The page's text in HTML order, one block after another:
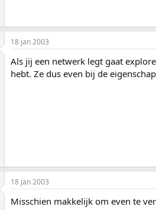
18 jan 2003
Als jij een netwerk legt gaat
hebt. Ze dus even bij de
18 jan 2003
Misschien makkelijk om even te